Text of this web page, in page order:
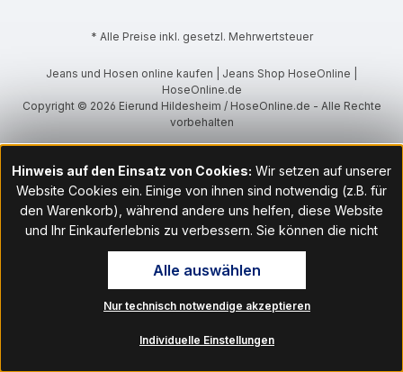
* Alle Preise inkl. gesetzl. Mehrwertsteuer
Jeans und Hosen online kaufen | Jeans Shop HoseOnline |
HoseOnline.de
Copyright © 2026 Eierund Hildesheim / HoseOnline.de - Alle Rechte
vorbehalten
Hinweis auf den Einsatz von Cookies: Wir setzen auf unserer
Website Cookies ein. Einige von ihnen sind notwendig (z.B. für
den Warenkorb), während andere uns helfen, diese Website
und Ihr Einkauferlebnis zu verbessern. Sie können die nicht
notwendigen Cookies mit Klick auf „OK“ akzeptieren oder per
Klick auf "Nur technisch notwendige akzeptieren" ablehnen. Den
Zugang zu den Cookie-Einstellungen finden Sie im Fußbereich
unserer Website im Menüpunkt „Informationen“. Dort können Sie
Hinweis auf Verarbeitung Ihrer auf dieser Webseite erhobenen
Nur technisch notwendige akzeptieren
Individuelle Einstellungen
Alle auswählen